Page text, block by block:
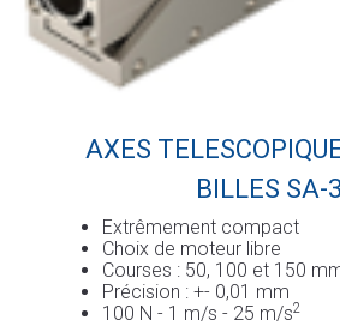
AXES
BILLES SA-3
Extrêmement compact
Choix de moteur libre
Courses : 50, 100 et 150
Précision : +- 0,01 mm
100 N - 1 m/s - 25 m/s2